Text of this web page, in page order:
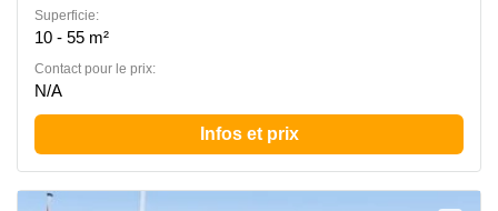
Superficie:
10 - 55 m²
Contact pour le prix:
N/A
Infos et prix